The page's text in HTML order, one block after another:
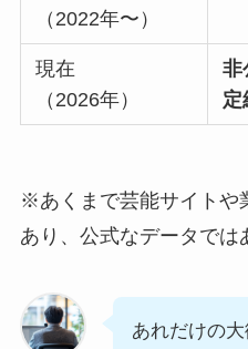
（2022年〜）
現在
（2026年）
非
定
※あくまで芸能サイトや
あり、公式なデータでは
あれだけの